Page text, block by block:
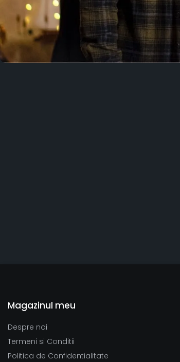
Magazinul meu
Despre noi
Termeni si Conditii
Politica de Confidentialitate